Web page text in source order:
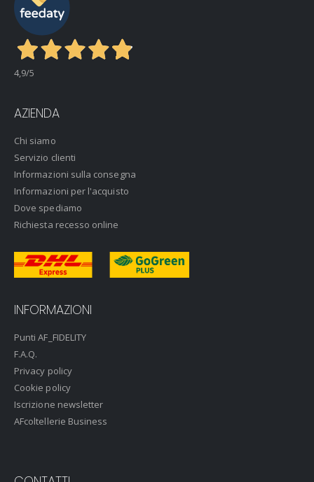
4,9/5
AZIENDA
Chi siamo
Servizio clienti
Informazioni sulla consegna
Informazioni per l'acquisto
Dove spediamo
Richiesta recesso online
INFORMAZIONI
Punti AF_FIDELITY
F.A.Q.
Privacy policy
Cookie policy
Iscrizione newsletter
AFcoltellerie Business